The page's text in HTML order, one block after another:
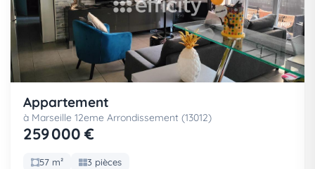
Appartement
à Marseille 12eme Arrondissement (13012)
259 000 €
57 m² 3 pièces